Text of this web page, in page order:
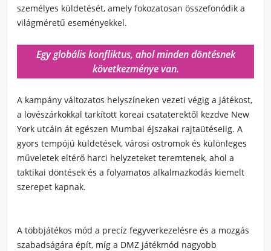
személyes küldetését, amely fokozatosan összefonódik a
világméretű eseményekkel.
Egy globális konfliktus, ahol minden döntésnek
következménye van.
A kampány változatos helyszíneken vezeti végig a játékost,
a lövészárkokkal tarkított koreai csataterektől kezdve New
York utcáin át egészen Mumbai éjszakai rajtaütéseiig. A
gyors tempójú küldetések, városi ostromok és különleges
műveletek eltérő harci helyzeteket teremtenek, ahol a
taktikai döntések és a folyamatos alkalmazkodás kiemelt
szerepet kapnak.
A többjátékos mód a precíz fegyverkezelésre és a mozgás
szabadságára épít, míg a DMZ játékmód nagyobb